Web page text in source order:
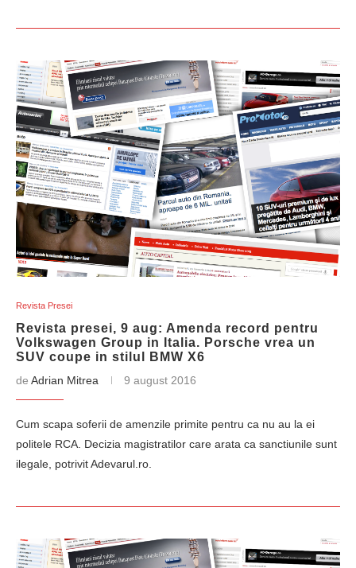
Revista Presei
Revista presei, 9 aug: Amenda record pentru
Volkswagen Group in Italia. Porsche vrea un
SUV coupe in stilul BMW X6
de Adrian Mitrea 9 august 2016
Cum scapa soferii de amenzile primite pentru ca nu au la ei
politele RCA. Decizia magistratilor care arata ca sanctiunile sunt
ilegale, potrivit Adevarul.ro.